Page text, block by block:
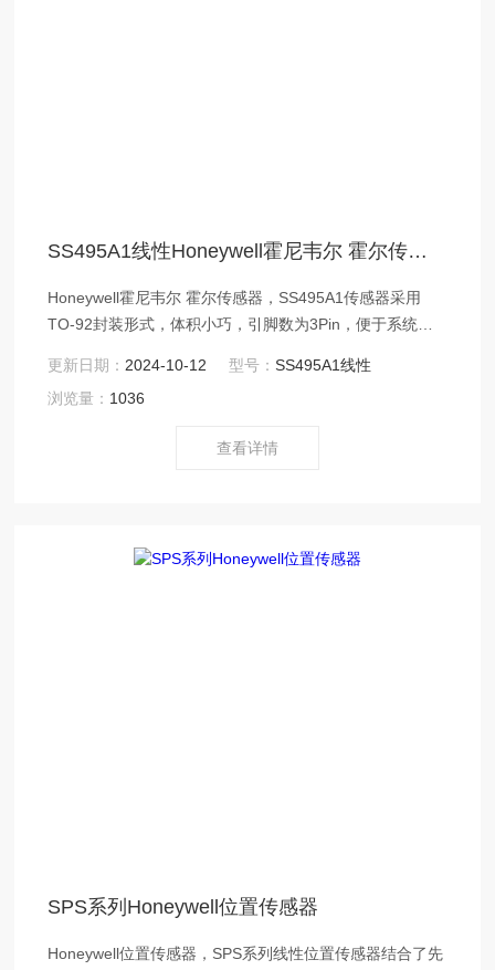
SS495A1线性Honeywell霍尼韦尔 霍尔传感器
Honeywell霍尼韦尔 霍尔传感器，SS495A1传感器采用
TO-92封装形式，体积小巧，引脚数为3Pin，便于系统集
流最大可达10mA，工作温度为-40°C至150°C，存储温度
范围为-55°C至165°C，能够满足各种恶劣环境下的应用需
更新日期： 2024-10-12 型号：SS495A1线性
浏览量： 1036
查看详情
SPS系列Honeywell位置传感器
Honeywell位置传感器，SPS系列线性位置传感器结合了先